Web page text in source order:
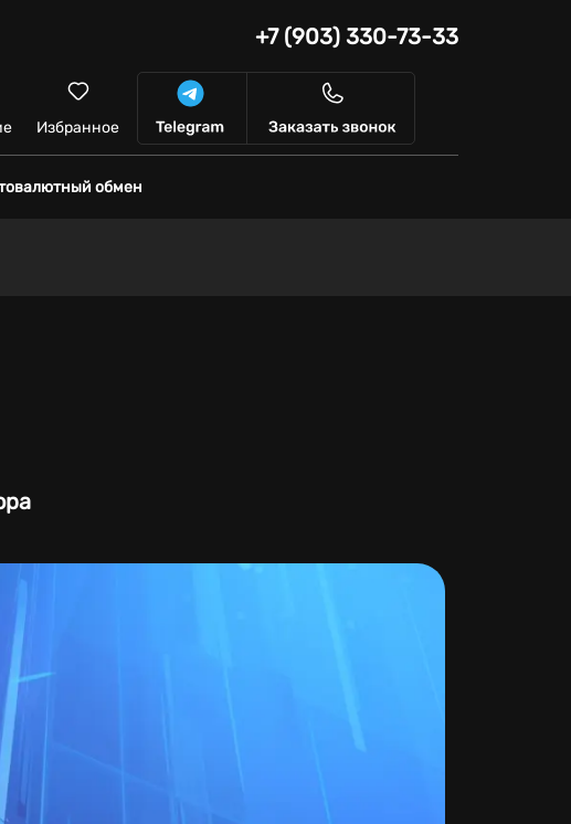
+7 (903) 330-73-33
Избранное
обмен